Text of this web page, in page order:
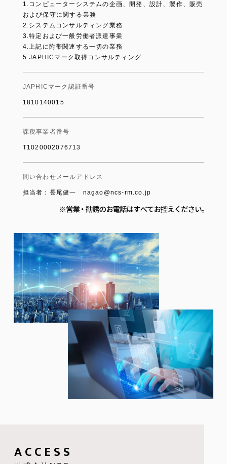
1.コンピューターシステムの企画、開発、設計、製作、販売
および保守に関する業務
2.システムコンサルティング業務
3.特定および一般労働者派遣事業
4.上記に附帯関連する一切の業務
5.JAPHICマーク取得コンサルティング
JAPHICマーク認証番号
1810140015
課税事業者番号
T1020002076713
問い合わせメールアドレス
担当者：長尾健一 nagao@ncs-rm.co.jp
ACCESS